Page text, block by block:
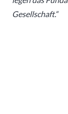
Gesellschaft.“